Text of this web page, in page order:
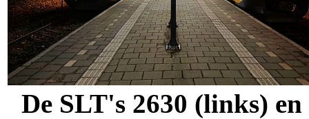
De SLT's 2630 (links) en